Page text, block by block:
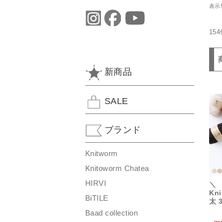
表示
154
太
新商品
SALE
ブランド
Knitworm
Knitoworm Chatea
HIRVI
BiTILE
Baad collection